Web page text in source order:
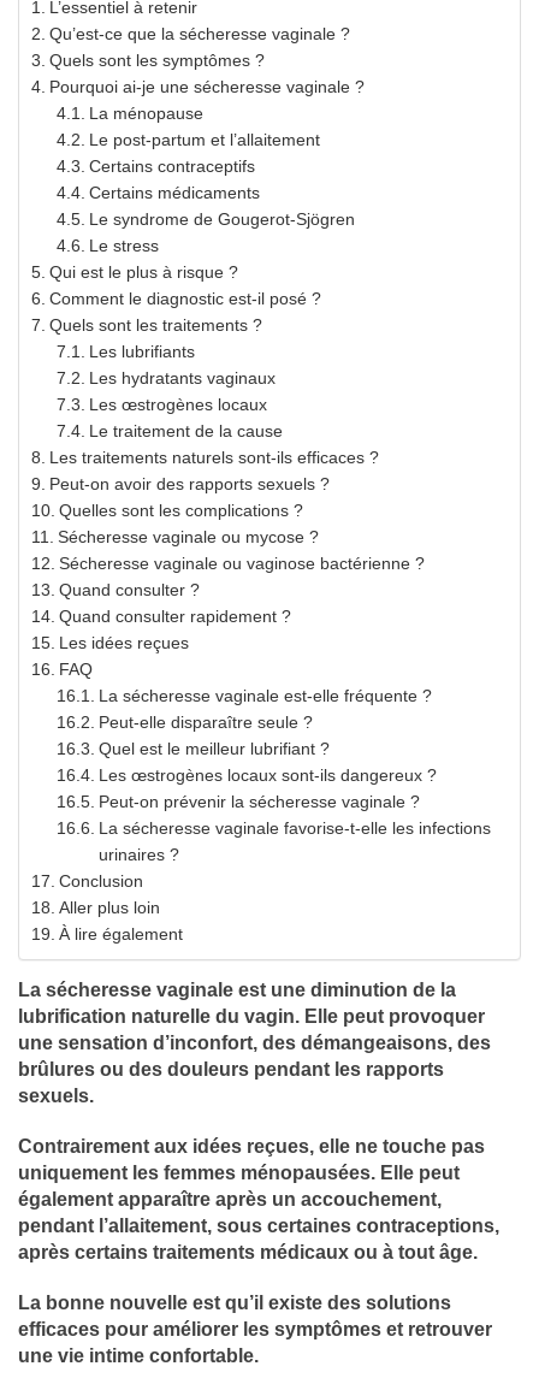
L’essentiel à retenir
Qu’est-ce que la sécheresse vaginale ?
Quels sont les symptômes ?
Pourquoi ai-je une sécheresse vaginale ?
La ménopause
Le post-partum et l’allaitement
Certains contraceptifs
Certains médicaments
Le syndrome de Gougerot-Sjögren
Le stress
Qui est le plus à risque ?
Comment le diagnostic est-il posé ?
Quels sont les traitements ?
Les lubrifiants
Les hydratants vaginaux
Les œstrogènes locaux
Le traitement de la cause
Les traitements naturels sont-ils efficaces ?
Peut-on avoir des rapports sexuels ?
Quelles sont les complications ?
Sécheresse vaginale ou mycose ?
Sécheresse vaginale ou vaginose bactérienne ?
Quand consulter ?
Quand consulter rapidement ?
Les idées reçues
FAQ
La sécheresse vaginale est-elle fréquente ?
Peut-elle disparaître seule ?
Quel est le meilleur lubrifiant ?
Les œstrogènes locaux sont-ils dangereux ?
Peut-on prévenir la sécheresse vaginale ?
La sécheresse vaginale favorise-t-elle les infections
urinaires ?
Conclusion
Aller plus loin
À lire également
La sécheresse vaginale est une diminution de la
lubrification naturelle du vagin. Elle peut provoquer
une sensation d’inconfort, des démangeaisons, des
brûlures ou des douleurs pendant les rapports
sexuels.
Contrairement aux idées reçues, elle ne touche pas
uniquement les femmes ménopausées. Elle peut
également apparaître après un accouchement,
pendant l’allaitement, sous certaines contraceptions,
après certains traitements médicaux ou à tout âge.
La bonne nouvelle est qu’il existe des solutions
efficaces pour améliorer les symptômes et retrouver
une vie intime confortable.